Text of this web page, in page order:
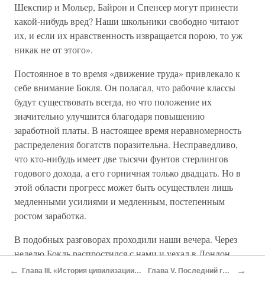
Шекспир и Мольер, Байрон и Спенсер могут принести
какой-нибудь вред? Наши школьники свободно читают
их, и если их нравственность извращается порою, то уж
никак не от этого».
Постоянное в то время «движение труда» привлекало к
себе внимание Бокля. Он полагал, что рабочие классы
будут существовать всегда, но что положение их
значительно улучшится благодаря повышению
заработной платы. В настоящее время неравномерность
распределения богатств поразительна. Несправедливо,
что кто-нибудь имеет две тысячи фунтов стерлингов
годового дохода, а его горничная только двадцать. Но в
этой области прогресс может быть осуществлен лишь
медленными усилиями и медленным, постепенным
ростом заработка.
В подобных разговорах проходили наши вечера. Через
неделю Бокль распростился с нами и уехал в Лондон,
чтобы надолго, с головой, уйти в свои корректуры».
← Глава III. «История цивилизации в Англии» Глава V. Последний год жизни →